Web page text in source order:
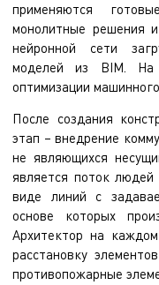
применяются
монолитные решения
нейронной сети
моделей из BIM. На
оптимизации машинного
После создания
этап – внедрение
не являющихся
является поток
виде линий с
основе которых
Архитектор на
расстановку
противопожарные